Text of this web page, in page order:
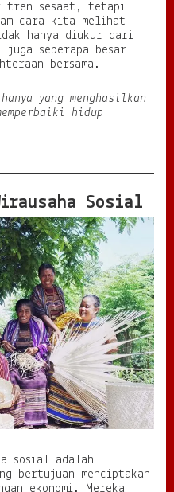
tren sesaat, tetapi
cara kita melihat
hanya diukur dari
seberapa besar
bersama.
yang menghasilkan
hidup
Sosial
sosial adalah
bertujuan menciptakan
ekonomi. Mereka